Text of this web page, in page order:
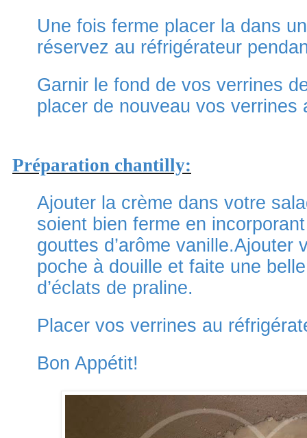
Une fois ferme placer la dans
réservez au réfrigérateur
Garnir le fond de vos verrines
placer de nouveau vos verrines
Préparation chantilly:
Ajouter la crème dans votre
soient bien ferme en
gouttes d’arôme vanille.Ajouter
poche à douille et faite une
d’éclats de praline.
Placer vos verrines au
Bon Appétit!